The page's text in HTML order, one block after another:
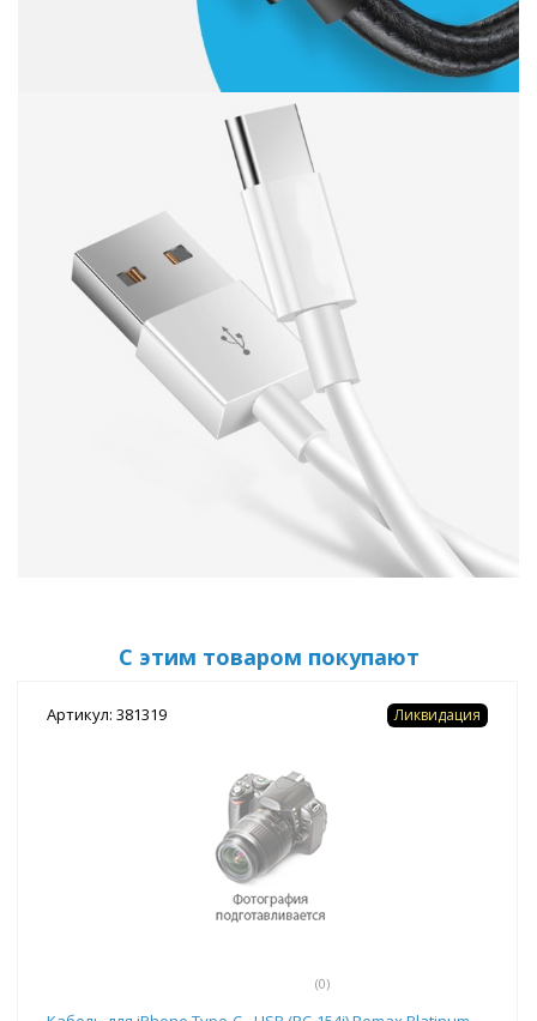
С этим товаром покупают
Артикул: 381319
(0)
Ликвидация